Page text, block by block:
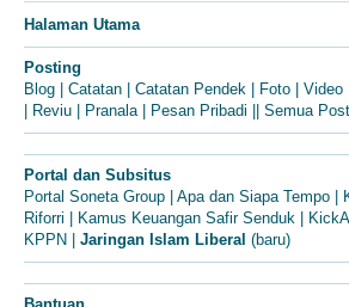
Halaman Utama
Posting
Blog | Catatan | Catatan Pendek | Foto | Video
| Reviu | Pranala | Pesan Pribadi || Semua
Portal dan Subsitus
Portal Soneta Group | Apa dan Siapa Tempo |
Riforri | Kamus Keuangan Safir Senduk |
KPPN | Jaringan Islam Liberal (baru)